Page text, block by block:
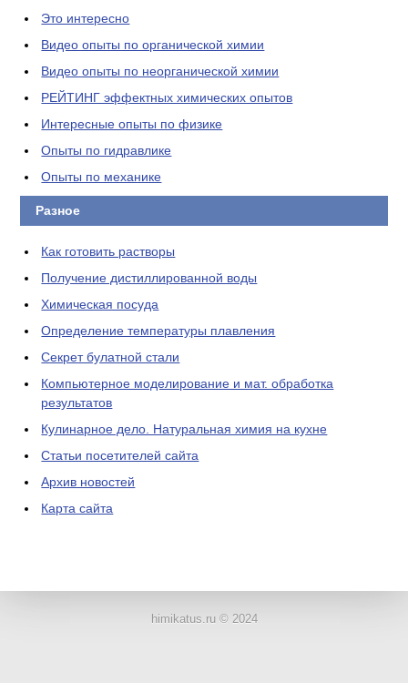
Это интересно
Видео опыты по органической химии
Видео опыты по неорганической химии
РЕЙТИНГ эффектных химических опытов
Интересные опыты по физике
Опыты по гидравлике
Опыты по механике
Разное
Как готовить растворы
Получение дистиллированной воды
Химическая посуда
Определение температуры плавления
Секрет булатной стали
Компьютерное моделирование и мат. обработка
результатов
Кулинарное дело. Натуральная химия на кухне
Статьи посетителей сайта
Архив новостей
Карта сайта
himikatus.ru © 2024